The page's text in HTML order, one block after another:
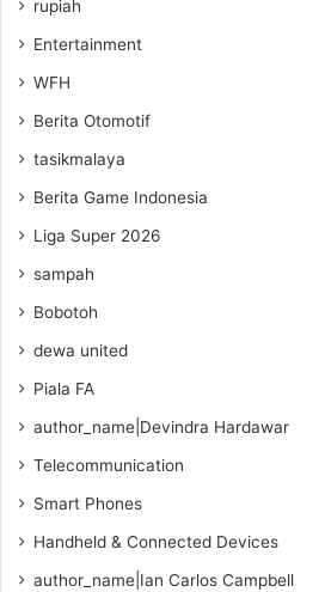
rupiah
Entertainment
WFH
Berita Otomotif
tasikmalaya
Berita Game Indonesia
Liga Super 2026
sampah
Bobotoh
dewa united
Piala FA
author_name|Devindra Hardawar
Telecommunication
Smart Phones
Handheld & Connected Devices
author_name|Ian Carlos Campbell